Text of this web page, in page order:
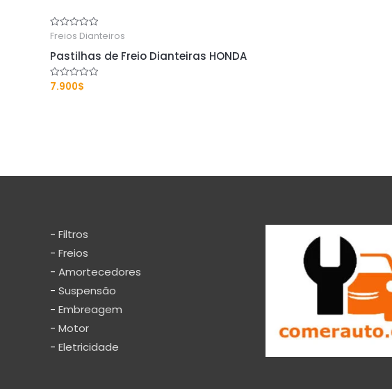
Rated
out
of
5
Freios Dianteiros
Pastilhas de Freio Dianteiras HONDA
Rated
7.900$
- Filtros
- Freios
- Amortecedores
- Suspensão
- Embreagem
- Motor
- Eletricidade